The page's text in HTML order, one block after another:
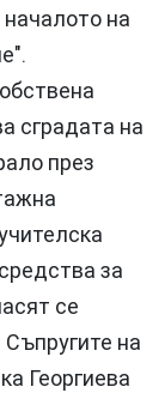
на
сградата на
през
за
се
на
Георгиева